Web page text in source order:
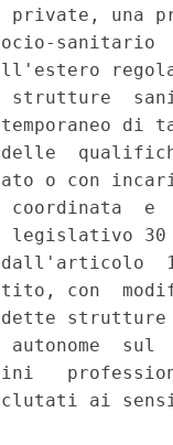
private, una
strutture
temporaneo
delle
o con
coordinata
30
dall'articolo
con
autonome